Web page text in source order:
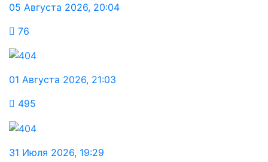
05 Августа 2026, 20:04
76
01 Августа 2026, 21:03
495
31 Июля 2026, 19:29